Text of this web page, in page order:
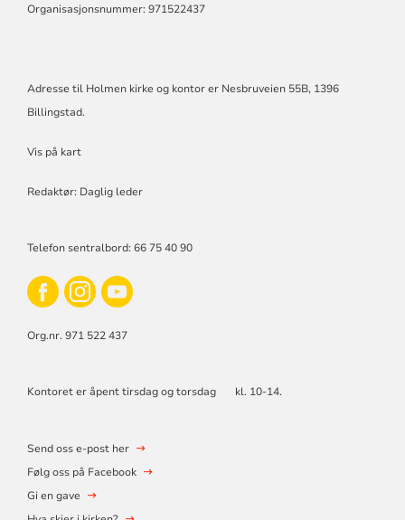
Organisasjonsnummer: 971522437
Adresse til Holmen kirke og kontor er Nesbruveien 55B, 1396
Billingstad.
Vis på kart
Redaktør: Daglig leder
Telefon sentralbord: 66 75 40 90
Org.nr. 971 522 437
Kontoret er åpent tirsdag og torsdag kl. 10-14.
Send oss e-post her
Følg oss på Facebook
Gi en gave